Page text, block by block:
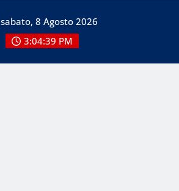
sabato, 8 Agosto 2026
3:04:39 PM